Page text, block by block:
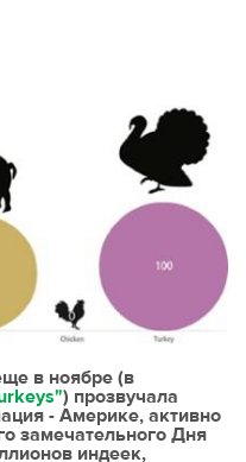
в ноябре (в
) прозвучала
- Америке, активно
замечательного Дня
индеек,